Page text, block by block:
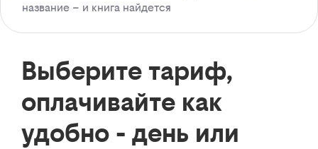
название – и книга найдется
Выберите тариф,
оплачивайте как
удобно - день или